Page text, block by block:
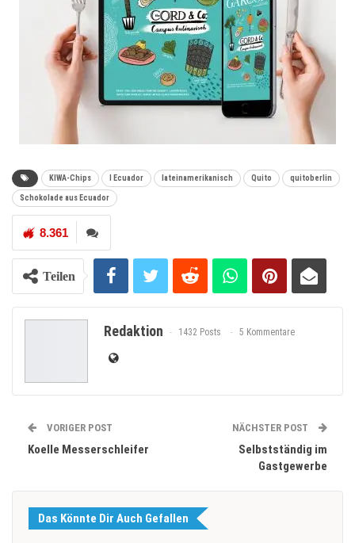
KIWA-Chips l Ecuador lateinamerikanisch Quito quitoberlin
Schokolade aus Ecuador
8.361
Teilen
Redaktion 1432 Posts 5 Kommentare
VORIGER POST
Koelle Messerschleifer
NÄCHSTER POST
Selbstständig im
Gastgewerbe
Das Könnte Dir Auch Gefallen